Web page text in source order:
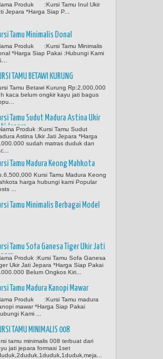
Produk :Kursi Tamu Inul Ukir
Jepara *Harga Siap P...
Tamu Minimalis Donal
Produk :Kursi Tamu Minimalis
*Harga Siap Pakai :Hubungi Kami
TAMU BETAWI KURUNG
Tamu Betawi Kurung Rp:2,000,000
kaca belum ongkir kayu jati bagus
Tamu Sudut Madura Astina Ukir
JeparaProduk :Kursi Tamu Sudut
Astina Ukir Jati Jepara *Harga
sudah matras duduk dan
Tamu Madura Keong Mahkota
Kursi Tamu Madura Keong
harga hubungi kami Popular
...
Tamu Minimalis Berbagai Model
Tamu Sofa Ganesa Tiger Ukir Jati
Produk :Kursi Tamu Sofa Ganesa
Ukir Jati Jepara *Harga Siap Pakai
Belum Ongkos Kiri...
Tamu Madura Kanopi Mawar
Produk :Kursi Tamu madura
mawar *Harga Siap Pakai
Kami ...
TAMU MINIMALIS 008
tamu minimalis 008 terbuat dari
jati jepara formasi 1set